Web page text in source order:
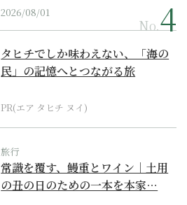
2026/08/01
No.
タヒチでしか味わえない、「海の
民」の記憶へとつながる旅
PR(エア タヒチ ヌイ)
旅行
常識を覆す、鰻重とワイン｜土用
の丑の日のための一本を本家…